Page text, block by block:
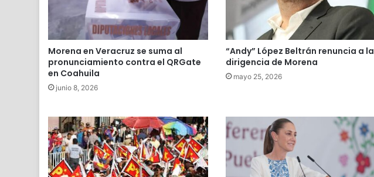
Morena en Veracruz se suma al
pronunciamiento contra el QRGate
en Coahuila
junio 8, 2026
“Andy” López Beltrán renuncia a la
dirigencia de Morena
mayo 25, 2026